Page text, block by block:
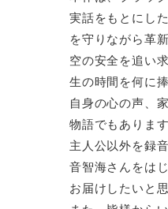
実話をもとにし
を守りながら革
空の安全を追い
生の時間を何に
自身の心の声、
物語でもあります
主人公以外を録
音智海さんをは
お届けしたいと思